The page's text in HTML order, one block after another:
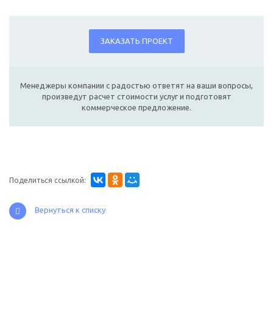
ЗАКАЗАТЬ ПРОЕКТ
Менеджеры компании с радостью ответят на ваши вопросы,
произведут расчет стоимости услуг и подготовят
коммерческое предложение.
Поделиться ссылкой:
Вернуться к списку